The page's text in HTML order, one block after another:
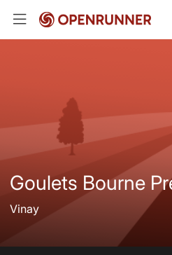
Goulets Bourne
Vinay